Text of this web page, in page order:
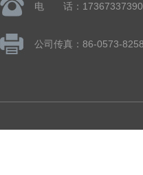
电 话：17367337390